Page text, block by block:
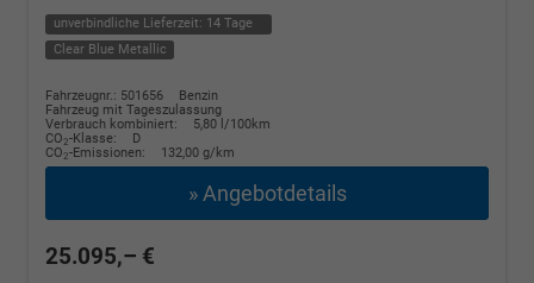
unverbindliche Lieferzeit: 14 Tage
Clear Blue Metallic
Fahrzeugnr.: 501656
Benzin
Fahrzeug mit Tageszulassung
Verbrauch kombiniert:
5,80 l/100km
CO2-Klasse:
D
CO2-Emissionen: 132,00 g/km
» Angebotdetails
25.095,– €